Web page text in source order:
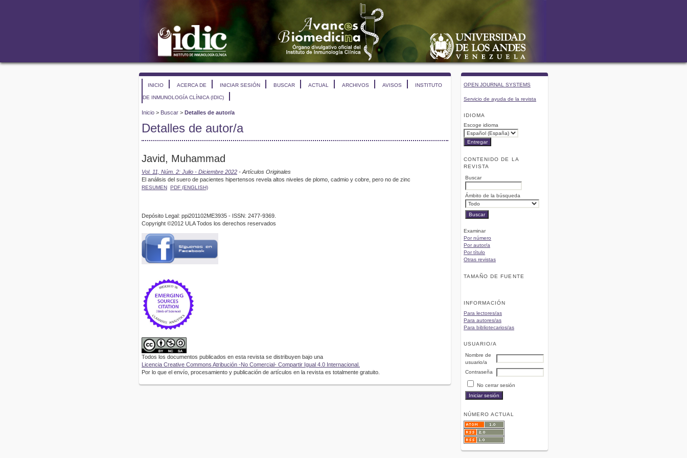
OPEN JOURNAL SYSTEMS
Servicio de ayuda de la revista
IDIOMA
Escoge idioma
CONTENIDO DE LA
REVISTA
Buscar
Ámbito de la búsqueda
Examinar
Por número
Por autor/a
Por título
Otras revistas
TAMAÑO DE FUENTE
INFORMACIÓN
Para lectores/as
Para autores/as
Para bibliotecarios/as
USUARIO/A
Nombre de
usuario/a
Contraseña
No cerrar sesión
NÚMERO ACTUAL
INICIO ACERCA DE INICIAR SESIÓN BUSCAR ACTUAL ARCHIVOS AVISOS INSTITUTO
DE INMUNOLOGÍA CLÍNICA (IDIC)
Inicio > Buscar > Detalles de autor/a
Detalles de autor/a
Javid, Muhammad
Vol. 11, Núm. 2: Julio - Diciembre 2022 - Artículos Originales
El análisis del suero de pacientes hipertensos revela altos niveles de plomo, cadmio y cobre, pero no de zinc
RESUMEN PDF (ENGLISH)
Depósito Legal: ppi201102ME3935 - ISSN: 2477-9369.
Copyright ©2012 ULA Todos los derechos reservados
Todos los documentos publicados en esta revista se distribuyen bajo una
Licencia Creative Commons Atribución -No Comercial- Compartir Igual 4.0 Internacional.
Por lo que el envío, procesamiento y publicación de artículos en la revista es totalmente gratuito.